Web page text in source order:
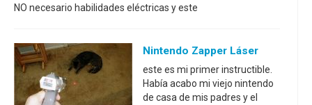
NO necesario habilidades eléctricas y este
Nintendo Zapper Láser
este es mi primer instructible.
Había acabo mi viejo nintendo
de casa de mis padres y el